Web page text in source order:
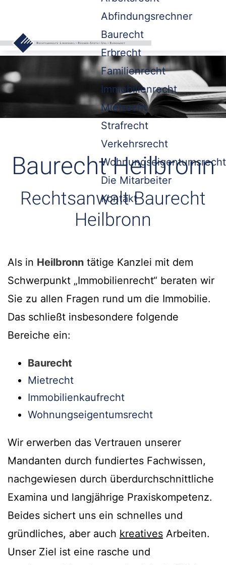
Abfindungsrechner
Baurecht
Erbrecht
Familienrecht
Immobilienrecht
Mietrecht
Strafrecht
Verkehrsrecht
Wohnungseigentumsrecht
Die Mitarbeiter
Kontakt
Baurecht Heilbronn
Rechtsanwalt Baurecht
Heilbronn
Als in Heilbronn tätige Kanzlei mit dem
Schwerpunkt „Immobilienrecht“ beraten wir
Sie zu allen Fragen rund um die Immobilie.
Das schließt insbesondere folgende
Bereiche ein:
Baurecht
Mietrecht
Immobilienkaufrecht
Wohnungseigentumsrecht
Wir erwerben das Vertrauen unserer
Mandanten durch fundiertes Fachwissen,
nachgewiesen durch überdurchschnittliche
Examina und langjährige Praxiskompetenz.
Beides sichert uns ein schnelles und
gründliches, aber auch kreatives Arbeiten.
Unser Ziel ist eine rasche und